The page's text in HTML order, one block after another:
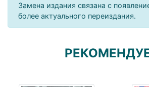
Замена издания связана с
более актуального переиздания.